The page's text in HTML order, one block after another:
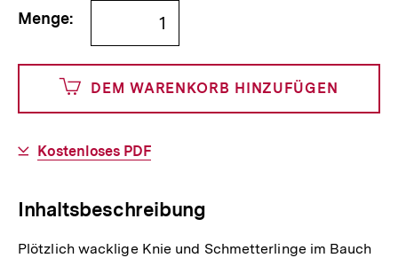
100
Cents
den
Bestellmenge
angeben
Menge:
DEM WARENKORB HINZUFÜGEN
Download-
Kostenloses PDF
Inhaltsbeschreibung
Plötzlich wacklige Knie und Schmetterlinge im Bauch